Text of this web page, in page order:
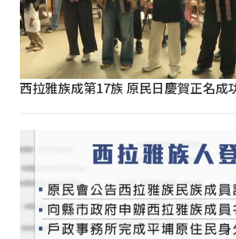
西拉雅族成第17族 原民日慶賀正名成